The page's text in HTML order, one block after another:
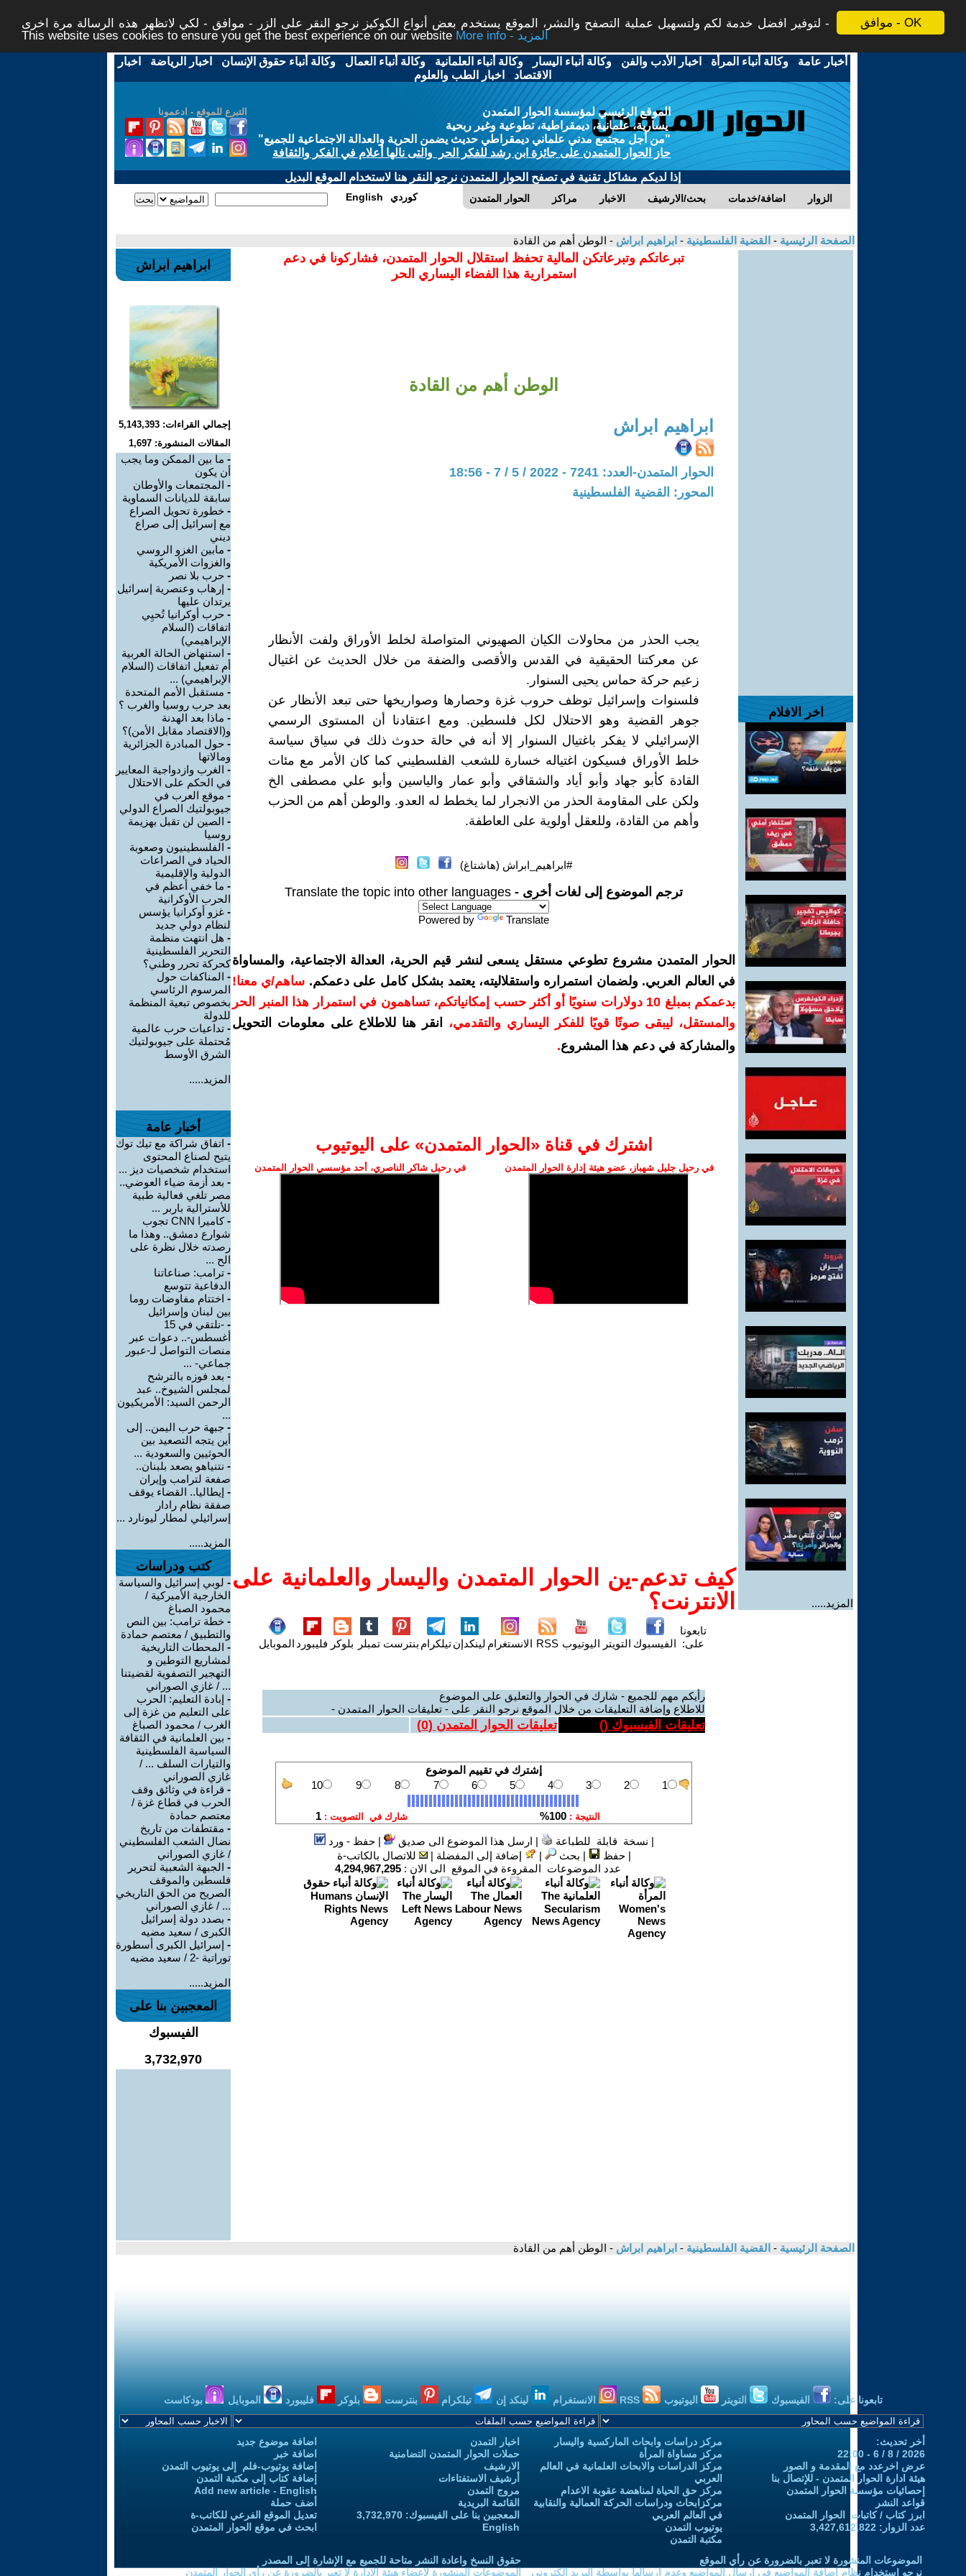
موافق - OK
لتوفير افضل خدمة لكم ولتسهيل عملية التصفح والنشر، الموقع يستخدم بعض أنواع الكوكيز نرجو النقر على الزر - موافق - لكي لاتظهر هذه الرسالة مرة اخرى -
This website uses cookies to ensure you get the best experience on our website
More info - المزيد
أخبار عامة -وكالة أنباء المرأة - اخبار الأدب والفن -وكالة أنباء اليسار -وكالة أنباء العلمانية -وكالة أنباء العمال -وكالة أنباء حقوق الإنسان - اخبار الرياضة - اخبار
الاقتصاد - اخبار الطب والعلوم
التبرع للموقع - ادعمونا
الموقع الرئيسي لمؤسسة الحوار المتمدن
يسارية، علمانية، ديمقراطية، تطوعية وغير ربحية
"من أجل مجتمع مدني علماني ديمقراطي حديث يضمن الحرية والعدالة الاجتماعية للجميع"
حاز الحوار المتمدن على جائزة ابن رشد للفكر الحر والتى نالها أعلام في الفكر والثقافة
إذا لديكم مشاكل تقنية في تصفح الحوار المتمدن نرجو النقر هنا لاستخدام الموقع البديل
الحوار المتمدن مراكز الاخبار بحث/الارشيف اضافة/خدمات الزوار English كوردي
الصفحة الرئيسية - القضية الفلسطينية - ابراهيم ابراش - الوطن أهم من القادة
اخر الافلام
المزيد.....
تبرعاتكم وتبرعاتكن المالية تحفظ استقلال الحوار المتمدن، فشاركونا في دعم
استمرارية هذا الفضاء اليساري الحر
الوطن أهم من القادة
ابراهيم ابراش
الحوار المتمدن-العدد: 7241 - 2022 / 5 / 7 - 18:56
المحور: القضية الفلسطينية
يجب الحذر من محاولات الكيان الصهيوني المتواصلة لخلط الأوراق ولفت الأنظار
عن معركتنا الحقيقية في القدس والأقصى والضفة من خلال الحديث عن اغتيال
زعيم حركة حماس يحيى السنوار.
فلسنوات وإسرائيل توظف حروب غزة وحصارها وصواريخها حتى تبعد الأنظار عن
جوهر القضية وهو الاحتلال لكل فلسطين. ومع اعتقادنا أن المستوى الرسمي
الإسرائيلي لا يفكر باغتيال السنوار إلا أنه في حالة حدوث ذلك في سياق سياسة
خلط الأوراق فسيكون اغتياله خسارة للشعب الفلسطيني كما كان الأمر مع مئات
القادة كأبو جهاد وأبو أياد والشقاقي وأبو عمار والياسين وأبو علي مصطفى الخ
ولكن على المقاومة الحذر من الانجرار لما يخطط له العدو. والوطن أهم من الحزب
وأهم من القادة، وللعقل أولوية على العاطفة.
#ابراهيم_ابراش (هاشتاغ)
ترجم الموضوع إلى لغات أخرى - Translate the topic into other languages
Powered by Translate
الحوار المتمدن مشروع تطوعي مستقل يسعى لنشر قيم الحرية، العدالة الاجتماعية، والمساواة
في العالم العربي. ولضمان استمراره واستقلاليته، يعتمد بشكل كامل على دعمكم. ساهم/ي معنا!
بدعمكم بمبلغ 10 دولارات سنويًا أو أكثر حسب إمكانياتكم، تساهمون في استمرار هذا المنبر الحر
والمستقل، ليبقى صوتًا قويًا للفكر اليساري والتقدمي،
انقر هنا للاطلاع على معلومات التحويل
والمشاركة في دعم هذا المشروع.
اشترك في قناة ‫«الحوار المتمدن» على اليوتيوب
في رحيل جليل شهباز، عضو هيئة إدارة الحوار المتمدن في رحيل شاكر الناصري، أحد مؤسسي الحوار المتمدن
كيف تدعم-ين الحوار المتمدن واليسار والعلمانية على
الانترنت؟
تابعونا
على: الفيسبوك التويتر اليوتيوب RSS الانستغرام لينكدإنتيلكرام بنترست تمبلر بلوكر فليبورد الموبايل
رأيكم مهم للجميع - شارك في الحوار والتعليق على الموضوع
للاطلاع وإضافة التعليقات من خلال الموقع نرجو النقر على - تعليقات الحوار المتمدن -
تعليقات الفيسبوك () تعليقات الحوار المتمدن (0
)
| نسخة قابلة للطباعة | ارسل هذا الموضوع الى صديق |حفظ - ورد
|حفظ | بحث | إضافة إلى المفضلة |
للاتصال بالكاتب-ة
عدد الموضوعات المقروءة في الموقع الى الان : 4,294,967,295
ابراهيم ابراش
إجمالي القراءات: 5,143,393
المقالات المنشورة: 1,697
- ما بين الممكن وما يجب
أن يكون
- المجتمعات والأوطان
سابقة للديانات السماوية
- خطورة تحويل الصراع
مع إسرائيل إلى صراع
ديني
- مابين الغزو الروسي
والغزوات الأمريكية
- حرب بلا نصر
- إرهاب وعنصرية إسرائيل
يرتدان عليها
- حرب أوكرانيا تُحيِي
اتفاقات (السلام
الإبراهيمي)
- استنهاض الحالة العربية
أم تفعيل اتفاقات (السلام
الإبراهيمي) ...
- مستقبل الأمم المتحدة
بعد حرب روسيا والغرب ؟
- ماذا بعد الهدنة
و(الاقتصاد مقابل الأمن)؟
- حول المبادرة الجزائرية
ومالاتها
- الغرب وازدواجية المعايير
في الحكم على الاحتلال
- موقع العرب في
جيوبولتيك الصراع الدولي
- الصين لن تقبل بهزيمة
روسيا
- الفلسطينيون وصعوبة
الحياد في الصراعات
الدولية والإقليمية
- ما خفي أعظم في
الحرب الأوكرانية
- غزو أوكرانيا يؤسس
لنظام دولي جديد
- هل انتهت منظمة
التحرير الفلسطينية
كحركة تحرر وطني؟
- المناكفات حول
المرسوم الرئاسي
بخصوص تبعية المنظمة
للدولة
- تداعيات حرب عالمية
مُحتملة على جيوبولتيك
الشرق الأوسط
المزيد.....
أخبار عامة
- اتفاق شراكة مع تيك توك
يتيح لصناع المحتوى
استخدام شخصيات ديز ...
- بعد أزمة ضياء العوضي..
مصر تلغي فعالية طبية
للأسترالية باربر ...
-
كاميرا CNN تجوب
شوارع دمشق.. وهذا ما
رصدته خلال نظرة على
الح ...
- ترامب: صناعاتنا
الدفاعية تتوسع
- اختتام مفاوضات روما
بين لبنان وإسرائيل
-
-نلتقي في 15
أغسطس-.. دعوات عبر
منصات التواصل لـ-عبور
جماعي- ...
- بعد فوزه بالترشح
لمجلس الشيوخ.. عبد
الرحمن السيد: الأمريكيون
...
- جبهة حرب اليمن.. إلى
أين يتجه التصعيد بين
الحوثيين والسعودية ...
- نتنياهو يصعد بلبنان..
صفعة لترامب وإيران
- إيطاليا.. القضاء يوقف
صفقة نظام رادار
إسرائيلي لمطار ليونارد ...
المزيد.....
كتب ودراسات
- لوبي إسرائيل والسياسة
الخارجية الأميركية /
محمود الصباغ
- خطة ترامب: بين النص
والتطبيق / معتصم حمادة
- المحطات التاريخية
لمشاريع التوطين و
التهجير التصفوية لقضيتنا
... / غازي الصوراني
- إبادة التعليم: الحرب
على التعليم من غزة إلى
الغرب / محمود الصباغ
- بين العلمانية في الثقافة
السياسية الفلسطينية
والتيارات السلف ... /
غازي الصوراني
- قراءة في وثائق وقف
الحرب في قطاع غزة /
معتصم حمادة
- مقتطفات من تاريخ
نضال الشعب الفلسطيني
/ غازي الصوراني
- الجبهة الشعبية لتحرير
فلسطين والموقف
الصريح من الحق التاريخي
... / غازي الصوراني
- بصدد دولة إسرائيل
الكبرى / سعيد مضيه
- إسرائيل الكبرى أسطورة
توراتية -2 / سعيد مضيه
المزيد.....
المعجبين بنا على
الفيسبوك
3,732,970
الصفحة الرئيسية - القضية الفلسطينية - ابراهيم ابراش - الوطن أهم من القادة
تابعونا على: الفيسبوك التويتر اليوتيوب الانستغرام لينكد إن تيلكرام بنترست بلوكر فليبورد الموبايل بودكاست
أخر تحديث:
2026 / 8 / 6 - 22:00
عرض اخرعدد مع المقدمة و الصور
هيئة ادارة الحوار المتمدن - للإتصال بنا
إحصائيات مؤسسة الحوار المتمدن
قواعد النشر
ابرز كتاب / كاتبات الحوار المتمدن
عدد الزوار: 3,427,612,822
مركز دراسات وابحاث الماركسية واليسار
مركز مساواة المرأة
مركز الدراسات والابحاث العلمانية في العالم
العربي
مركز حق الحياة لمناهضة عقوبة الاعدام
مركزابحاث ودراسات الحركة العمالية والنقابية
في العالم العربي
يوتيوب التمدن
مكتبة التمدن
اخبار التمدن
حملات الحوار المتمدن التضامنية
الارشيف
أرشيف الاستفتاءات
مروج التمدن
القائمة البريدية
المعجبين بنا على الفيسبوك: 3,732,970
English
اضافة موضوع جديد
اضافة خبر
إضافة يوتيوب-فلم إلى يوتيوب التمدن
إضافة كتاب إلى مكتبة التمدن
Add new article - English
أضف حملة
تعديل الموقع الفرعي للكاتب-ة
ابحث في موقع الحوار المتمدن
الموضوعات المنشورة لا تعبر بالضرورة عن رأي الموقع
نرجو استخدام نظام إضافة المواضيع في إرسال المواضيع وعدم إرسالها بواسطة البريد الكتروني
حقوق النسخ واعادة النشر متاحة للجميع مع الإشارة إلى المصدر
الموضوعات المنشورة لاعضاء هيئة الادارة لا تعبر بالضرورة عن رأي الحوار المتمدن